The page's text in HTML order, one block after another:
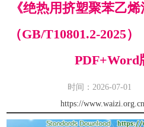
《绝热用挤塑聚苯乙
（GB/T10801.2-2025
PDF+Word
时间：2026-07-01
https://